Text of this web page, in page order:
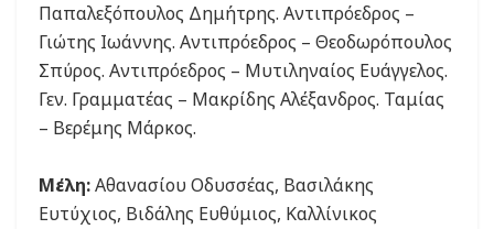
Παπαλεξόπουλος Δημήτρης. Αντιπρόεδρος –
Γιώτης Ιωάννης. Αντιπρόεδρος – Θεοδωρόπουλος
Σπύρος. Αντιπρόεδρος – Μυτιληναίος Ευάγγελος.
Γεν. Γραμματέας – Μακρίδης Αλέξανδρος. Ταμίας
– Βερέμης Μάρκος.
Μέλη:Αθανασίου Οδυσσέας, Βασιλάκης
Ευτύχιος, Βιδάλης Ευθύμιος, Καλλίνικος